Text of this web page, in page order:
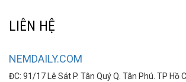
LIÊN HỆ
NEMDAILY.COM
ĐC: 91/17 Lê Sát P. Tân Quý Q. Tân Phú. TP Hồ